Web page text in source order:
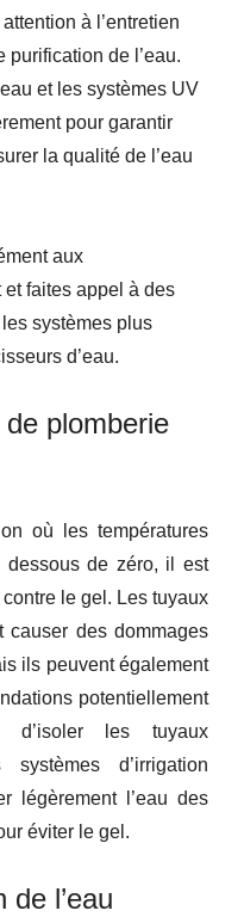
à l’entretien
purification de l’eau.
et les systèmes UV
pour garantir
la qualité de l’eau
aux
faites appel à des
systèmes plus
d’eau.
plomberie
où les températures
dessous de zéro, il est
le gel. Les tuyaux
causer des dommages
ils peuvent également
potentiellement
d’isoler les tuyaux
d’irrigation
légèrement l’eau des
éviter le gel.
l’eau